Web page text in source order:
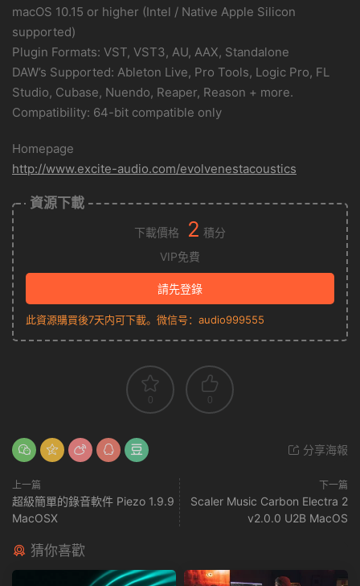
macOS 10.15 or higher (Intel / Native Apple Silicon
supported)
Plugin Formats: VST, VST3, AU, AAX, Standalone
DAW’s Supported: Ableton Live, Pro Tools, Logic Pro, FL
Studio, Cubase, Nuendo, Reaper, Reason + more.
Compatibility: 64-bit compatible only
Homepage
http://www.excite-audio.com/evolvenestacoustics
資源下載
下載價格 2 積分
VIP免費
請先登錄
此資源購買後7天内可下載。微信号：audio999555
0 0
分享海報
上一篇
超級簡單的錄音軟件 Piezo 1.9.9
MacOSX
下一篇
Scaler Music Carbon Electra 2
v2.0.0 U2B MacOS
猜你喜歡